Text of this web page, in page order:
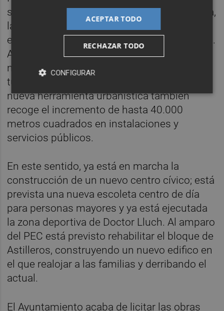
se deberá mantener la tipología constructiva,
las fachadas, las alturas, los patios y los
elementos ornamentales que la compongan.
Asimismo, limita a un 10 por ciento el
número de viviendas destinadas a uso
turístico en cada manzana del barrio. La
nueva herramienta urbanística también
recoge el incremento de hasta 40.000
metros cuadrados en instalaciones y
servicios públicos.
En este sentido, ya está en marcha la
construcción de un nuevo centro cívico; está
prevista una nueva escoleta centro de día
para personas mayores y ya está ejecutada
la zona deportiva de Doctor Lluch. Al amparo
del PEC está previsto rehabilitar el bloque de
Astilleros, construyendo un nuevo edifico en
el que realojar a las familias y derribando el
actual.
El Ayuntamiento acaba de licitar las obras
ACEPTAR TODO
RECHAZAR TODO
CONFIGURAR